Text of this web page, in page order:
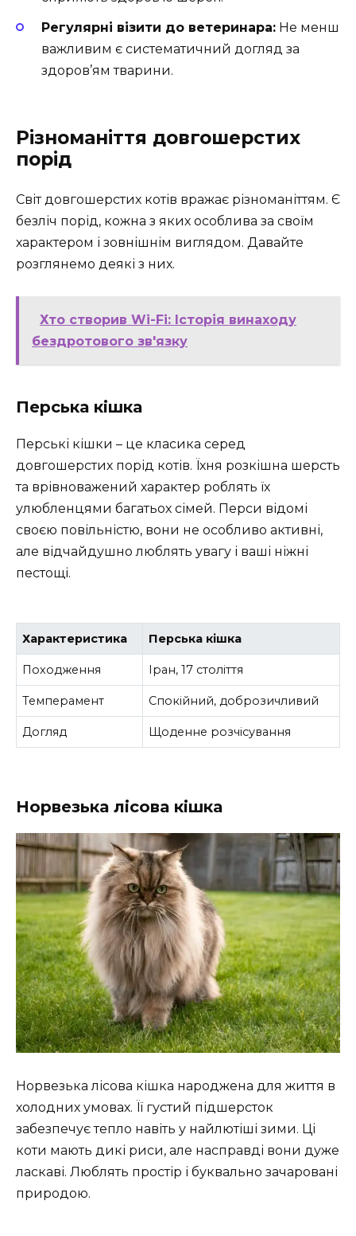
Регулярні візити до ветеринара: Не менш
важливим є систематичний догляд за
здоров’ям тварини.
Різноманіття довгошерстих
порід
Світ довгошерстих котів вражає різноманіттям. Є
безліч порід, кожна з яких особлива за своїм
характером і зовнішнім виглядом. Давайте
розглянемо деякі з них.
Хто створив Wi-Fi: Історія винаходу
бездротового зв'язку
Перська кішка
Перські кішки – це класика серед
довгошерстих порід котів. Їхня розкішна шерсть
та врівноважений характер роблять їх
улюбленцями багатьох сімей. Перси відомі
своєю повільністю, вони не особливо активні,
але відчайдушно люблять увагу і ваші ніжні
пестощі.
Характеристика Перська кішка
Походження Іран, 17 століття
Темперамент Спокійний, доброзичливий
Догляд Щоденне розчісування
Норвезька лісова кішка
Норвезька лісова кішка народжена для життя в
холодних умовах. Її густий підшерсток
забезпечує тепло навіть у найлютіші зими. Ці
коти мають дикі риси, але насправді вони дуже
ласкаві. Люблять простір і буквально зачаровані
природою.